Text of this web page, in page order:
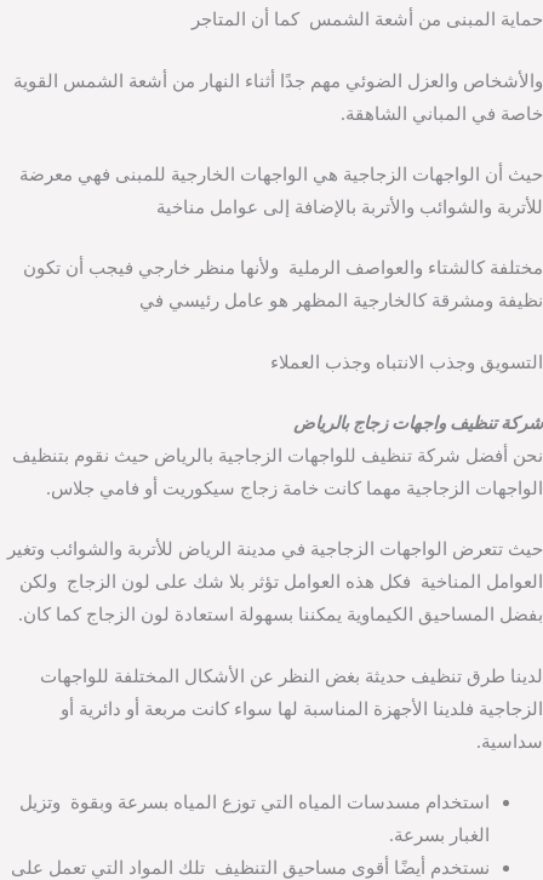
حماية المبنى من أشعة الشمس كما أن المتاجر
والأشخاص والعزل الضوئي مهم جدًا أثناء النهار من أشعة الشمس القوية
خاصة في المباني الشاهقة.
حيث أن الواجهات الزجاجية هي الواجهات الخارجية للمبنى فهي معرضة
للأتربة والشوائب والأتربة بالإضافة إلى عوامل مناخية
مختلفة كالشتاء والعواصف الرملية ولأنها منظر خارجي فيجب أن تكون
نظيفة ومشرقة كالخارجية المظهر هو عامل رئيسي في
التسويق وجذب الانتباه وجذب العملاء
شركة تنظيف واجهات زجاج بالرياض
نحن أفضل شركة تنظيف للواجهات الزجاجية بالرياض حيث نقوم بتنظيف
الواجهات الزجاجية مهما كانت خامة زجاج سيكوريت أو فامي جلاس.
حيث تتعرض الواجهات الزجاجية في مدينة الرياض للأتربة والشوائب وتغير
العوامل المناخية فكل هذه العوامل تؤثر بلا شك على لون الزجاج ولكن
بفضل المساحيق الكيماوية يمكننا بسهولة استعادة لون الزجاج كما كان.
لدينا طرق تنظيف حديثة بغض النظر عن الأشكال المختلفة للواجهات
الزجاجية فلدينا الأجهزة المناسبة لها سواء كانت مربعة أو دائرية أو
سداسية.
استخدام مسدسات المياه التي توزع المياه بسرعة وبقوة وتزيل
الغبار بسرعة.
نستخدم أيضًا أقوى مساحيق التنظيف تلك المواد التي تعمل على